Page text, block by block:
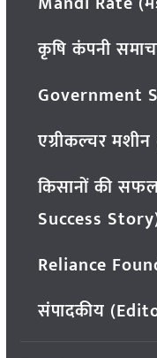
कृषि कंपनी
Government
एग्रीकल्चर
किसानों की
Success
Reliance
संपादकीय